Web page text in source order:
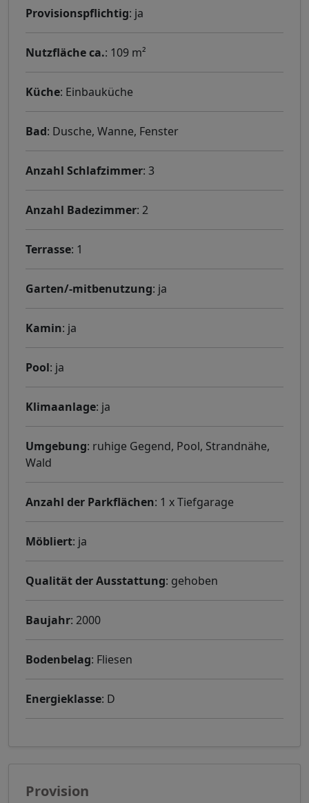
Provisionspflichtig: ja
Nutzfläche ca.: 109 m²
Küche: Einbauküche
Bad: Dusche, Wanne, Fenster
Anzahl Schlafzimmer: 3
Anzahl Badezimmer: 2
Terrasse: 1
Garten/-mitbenutzung: ja
Kamin: ja
Pool: ja
Klimaanlage: ja
Umgebung: ruhige Gegend, Pool, Strandnähe,
Wald
Anzahl der Parkflächen: 1 x Tiefgarage
Möbliert: ja
Qualität der Ausstattung: gehoben
Baujahr: 2000
Bodenbelag: Fliesen
Energieklasse: D
Provision